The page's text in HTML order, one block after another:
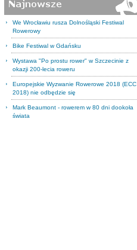
We Wrocławiu rusza Dolnośląski Festiwal
Rowerowy
Bike Festiwal w Gdańsku
Wystawa "Po prostu rower" w Szczecinie z
okazji 200-lecia roweru
Europejskie Wyzwanie Rowerowe 2018 (ECC
2018) nie odbędzie się
Mark Beaumont - rowerem w 80 dni dookoła
świata